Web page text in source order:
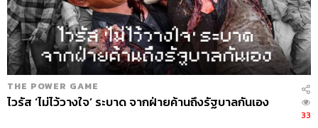
THE POWER GAME
ไวรัส ‘ไม่ไว้วางใจ’ ระบาด จากฝ่ายค้านถึงรัฐบาลกันเอง
33